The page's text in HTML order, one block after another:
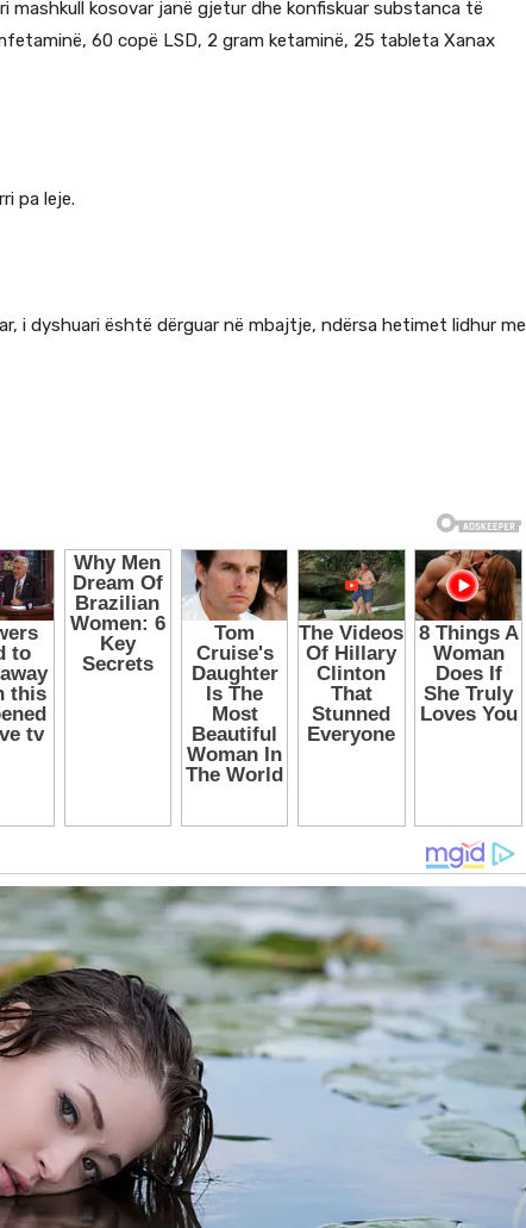
mashkull kosovar janë gjetur dhe konfiskuar substanca të
60 copë LSD, 2 gram ketaminë, 25 tableta Xanax
pa leje.
i dyshuari është dërguar në mbajtje, ndërsa hetimet lidhur me